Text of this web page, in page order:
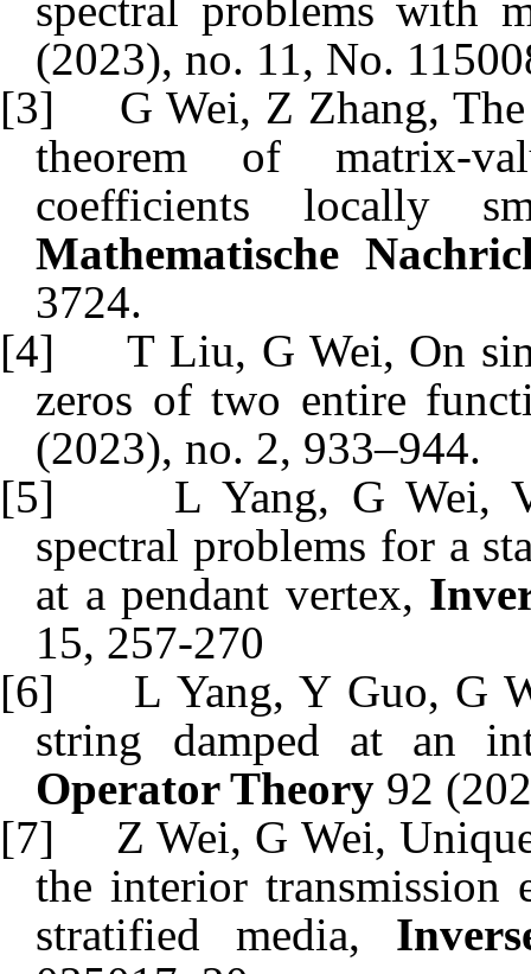
(2023), no. 11, No.
[3]
G Wei, Z Zhang,
theorem of matrix-
coefficients locally
Mathematische
3724.
[4]
T Liu, G Wei, On
zeros of two entire
(2023), no. 2, 933–944.
[5]
L Yang, G Wei,
spectral problems for a
at a pendant vertex,
15, 257-270
[6]
L Yang, Y Guo, G
string damped at an
Operator Theory 92
[7]
Z Wei, G Wei,
the interior transmission
stratified media,